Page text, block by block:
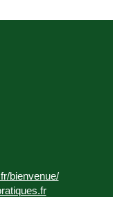
bienvenue/